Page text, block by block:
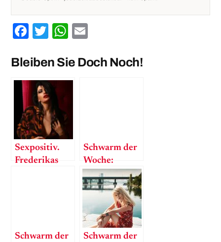
Facebook
TwitterWhatsApp
Bleiben Sie Doch Noch!
Sexpositiv.
Frederikas
Schwarm der
Woche:
Maisie
Williams
Schwarm der
Schwarm der